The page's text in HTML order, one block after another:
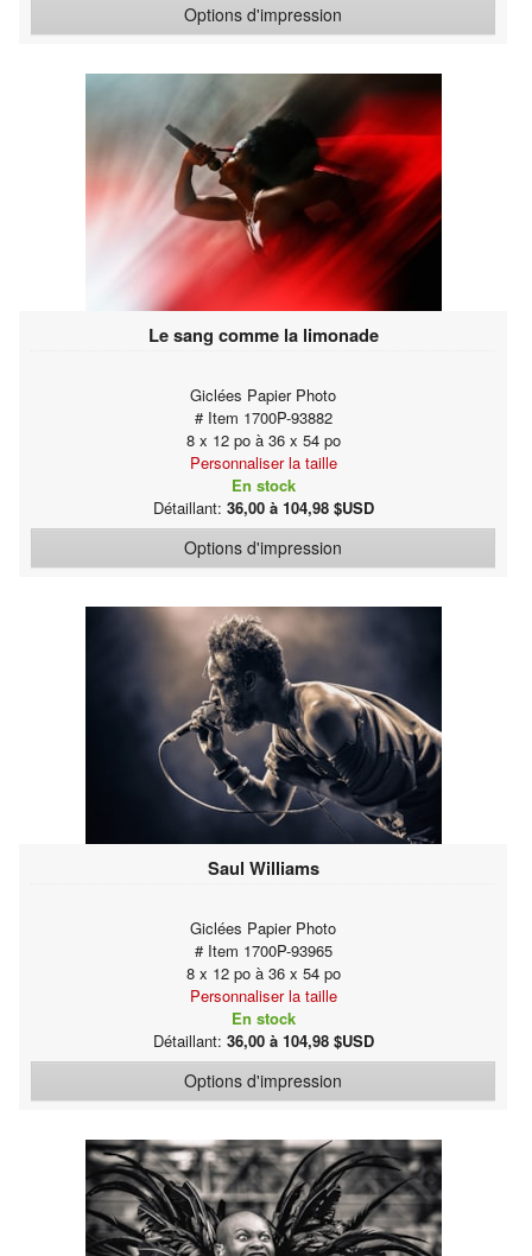
Options d'impression
Le sang comme la limonade
Giclées Papier Photo
# Item 1700P-93882
8 x 12 po à 36 x 54 po
Personnaliser la taille
En stock
Détaillant: 36,00 à 104,98 $USD
Options d'impression
Saul Williams
Giclées Papier Photo
# Item 1700P-93965
8 x 12 po à 36 x 54 po
Personnaliser la taille
En stock
Détaillant: 36,00 à 104,98 $USD
Options d'impression